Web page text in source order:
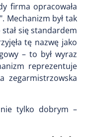
firma opracowała
Mechanizm był tak
się standardem
tę nazwę jako
– to był wyraz
reprezentuje
zegarmistrzowska
tylko dobrym –